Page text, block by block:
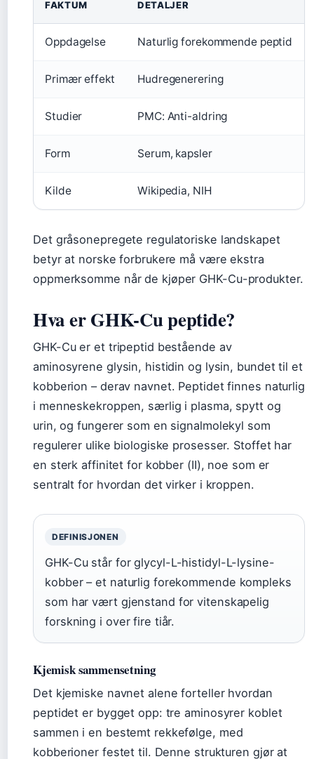
FAKTUM DETALJER
Oppdagelse Naturlig forekommende peptid
Primær effekt Hudregenerering
Studier PMC: Anti-aldring
Form Serum, kapsler
Kilde Wikipedia, NIH
Det gråsonepregete regulatoriske landskapet
betyr at norske forbrukere må være ekstra
oppmerksomme når de kjøper GHK-Cu-produkter.
Hva er GHK-Cu peptide?
GHK-Cu er et tripeptid bestående av
aminosyrene glysin, histidin og lysin, bundet til et
kobberion – derav navnet. Peptidet finnes naturlig
i menneskekroppen, særlig i plasma, spytt og
urin, og fungerer som en signalmolekyl som
regulerer ulike biologiske prosesser. Stoffet har
en sterk affinitet for kobber (II), noe som er
sentralt for hvordan det virker i kroppen.
DEFINISJONEN
GHK-Cu står for glycyl-L-histidyl-L-lysine-
kobber – et naturlig forekommende kompleks
som har vært gjenstand for vitenskapelig
forskning i over fire tiår.
Kjemisk sammensetning
Det kjemiske navnet alene forteller hvordan
peptidet er bygget opp: tre aminosyrer koblet
sammen i en bestemt rekkefølge, med
kobberioner festet til. Denne strukturen gjør at